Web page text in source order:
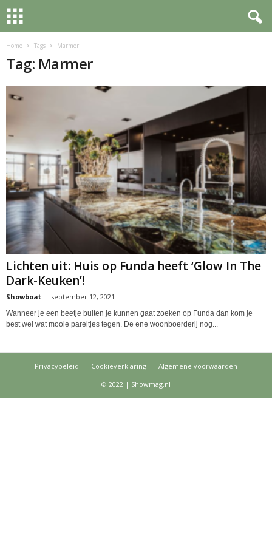
Home Tags Marmer
Tag: Marmer
Lichten uit: Huis op Funda heeft ‘Glow In The
Dark-Keuken’!
Showboat - september 12, 2021
Wanneer je een beetje buiten je kunnen gaat zoeken op Funda dan kom je
best wel wat mooie pareltjes tegen. De ene woonboerderij nog...
Privacybeleid Cookieverklaring
Algemene voorwaarden
© 2022 | Showmag.nl